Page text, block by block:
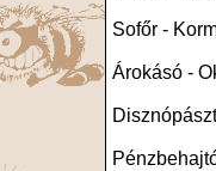
Sofőr -
Árokásó -